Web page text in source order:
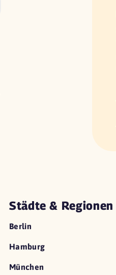
Städte & Regionen
Berlin
Hamburg
München